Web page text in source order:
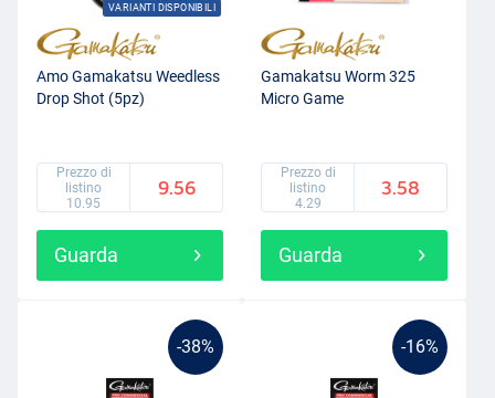
VARIANTI DISPONIBILI
Amo Gamakatsu Weedless
Drop Shot (5pz)
Prezzo di
listino
10.95
9.56
Guarda
Gamakatsu Worm 325
Micro Game
Prezzo di
listino
4.29
3.58
Guarda
-38% -16%